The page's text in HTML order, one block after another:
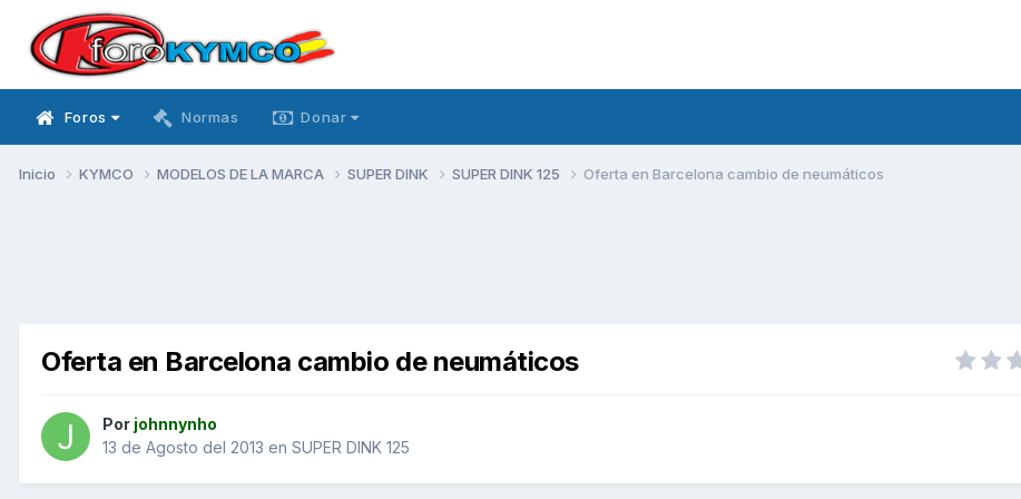
Foros Normas Donar
Inicio KYMCO MODELOS DE LA MARCA SUPER DINK SUPER DINK 125 Oferta en Barcelona cambio de neumáticos
Oferta en Barcelona cambio de neumáticos
Por johnnynho
13 de Agosto del 2013 en SUPER DINK 125